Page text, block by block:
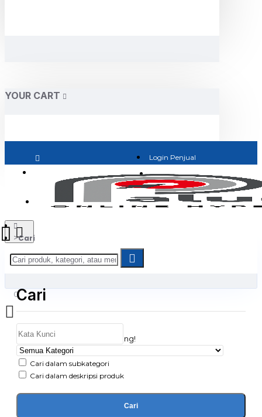
YOUR CART
Login Penjual
Jadi Penjual
0
Daftar belanja Anda kosong!
Cari
Cari
Cari dalam subkategori
Cari dalam deskripsi produk
Cari